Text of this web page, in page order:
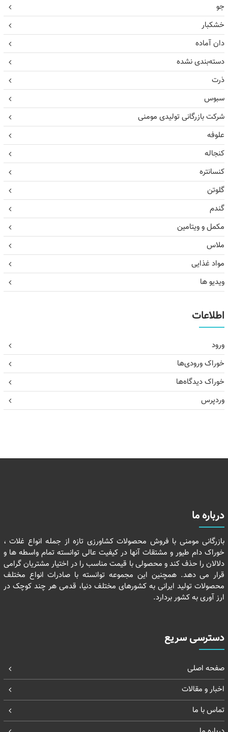
جو
خشکبار
دان آماده
دسته‌بندی نشده
ذرت
سبوس
شرکت بازرگانی تولیدی مومنی
علوفه
کنجاله
کنسانتره
گلوتن
گندم
مکمل و ویتامین
ملاس
مواد غذایی
ویدیو ها
اطلاعات
ورود
خوراک ورودی‌ها
خوراک دیدگاه‌ها
وردپرس
درباره ما
بازرگانی مومنی با فروش محصولات کشاورزی تازه از جمله انواع غلات ،
خوراک دام طیور و مشتقات آنها در کیفیت عالی توانسته تمام واسطه ها و
دلالان را حذف کند و محصولی با قیمت مناسب را در اختیار مشتریان گرامی
قرار می دهد. همچنین این مجموعه توانسته با صادرات انواع مختلف
محصولات تولید ایرانی به کشورهای مختلف دنیا، قدمی هر چند کوچک در
ارز آوری به کشور بردارد.
دسترسی سریع
صفحه اصلی
اخبار و مقالات
تماس با ما